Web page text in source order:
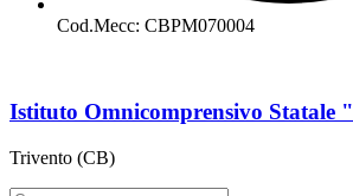
Cod.Mecc: CBPM070004
Istituto Omnicomprensivo Statale
Trivento (CB)